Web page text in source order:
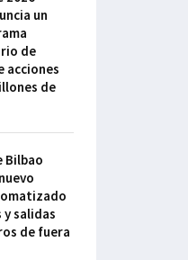
un
de
acciones
de
Bilbao
salidas
de fuera